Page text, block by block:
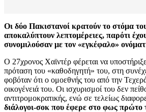
Οι δύο Πακιστανοί κρατούν το στόμα
αποκαλύπτουν λεπτομέρειες, παρότι
συνομιλούσαν με τον «εγκέφαλο»
Ο 27χρονος Χαϊντέρ φέρεται να
πρόταση του «καθοδηγητή» του, στη
φοβόταν ότι ο ομοεθνής του από την
οικογένειά του. Οι ισχυρισμοί του δεν
αντιτρομοκρατικής, ενώ σε τελείως
διάλογοι-σοκ που έφερε στο φως πρώτο